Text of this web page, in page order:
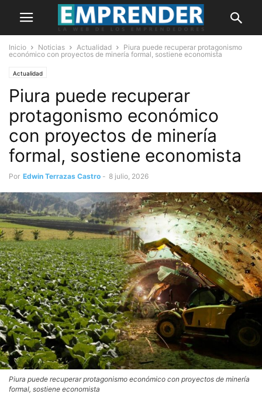
Inicio Noticias Actualidad
Piura puede recuperar protagonismo
económico con proyectos de minería formal, sostiene economista
Actualidad
Piura puede recuperar
protagonismo económico
con proyectos de minería
formal, sostiene economista
Por Edwin Terrazas Castro - 8 julio, 2026
Piura puede recuperar protagonismo económico con proyectos de minería
formal, sostiene economista